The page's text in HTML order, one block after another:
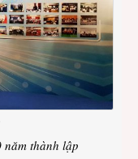
năm thành lập